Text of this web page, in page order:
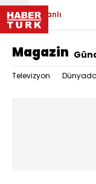
Canlı
Magazin
Televizyon